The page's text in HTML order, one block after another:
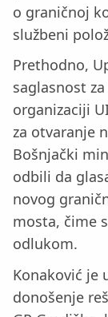
o graničnoj
službeni
Prethodno,
saglasnost
organizaciji
za otvaranje
Bošnjački
odbili da
novog
mosta, čime
odlukom.
Konaković je
donošenje